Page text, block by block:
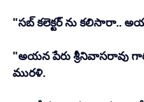
"సబ్ కలెక్టర్ ను కలిసారా..
"అయన పేరు శ్రీనివాసరావు
మురళి.